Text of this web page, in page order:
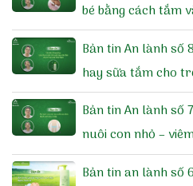
bé bằng cách tắm
Bản tin An lành số
hay sữa tắm cho
Bản tin An lành số
nuôi con nhỏ –
Bản tin an lành số